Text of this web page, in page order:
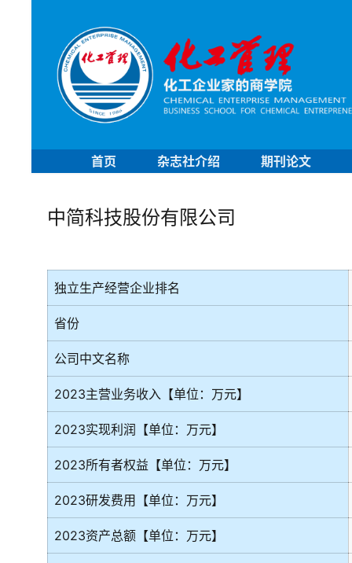
首页 杂志社介绍 期刊论文
中简科技股份有限公司
独立生产经营企业排名
省份
公司中文名称
2023主营业务收入【单位：万元】
2023实现利润【单位：万元】
2023所有者权益【单位：万元】
2023研发费用【单位：万元】
2023资产总额【单位：万元】